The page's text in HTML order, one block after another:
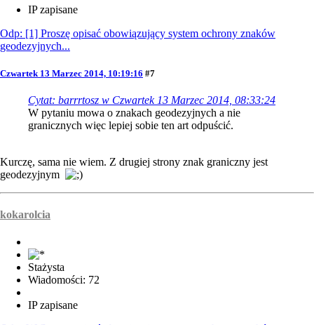
IP zapisane
Odp: [1] Proszę opisać obowiązujący system ochrony znaków
geodezyjnych...
Czwartek 13 Marzec 2014, 10:19:16 #7
Cytat: barrrtosz w Czwartek 13 Marzec 2014, 08:33:24
W pytaniu mowa o znakach geodezyjnych a nie
granicznych więc lepiej sobie ten art odpuścić.
Kurczę, sama nie wiem. Z drugiej strony znak graniczny jest
geodezyjnym
kokarolcia
Stażysta
Wiadomości: 72
IP zapisane